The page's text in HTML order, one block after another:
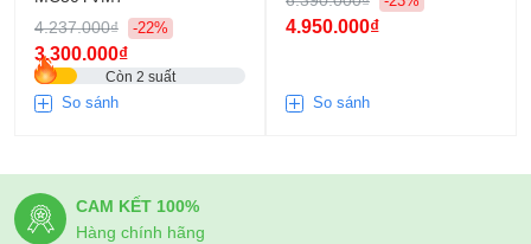
4.237.000₫
-22%
3.300.000₫
Còn 2 suất
So sánh
4.950.000₫
So sánh
CAM KẾT 100%
Hàng chính hãng